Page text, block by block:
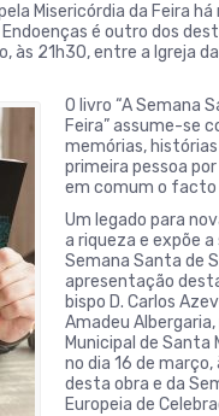
Misericórdia da Feira
é outro dos
21h30, entre a Igreja da
O livro “A Semana
Feira” assume-se
memórias,
primeira pessoa
em comum o facto
Um legado para
a riqueza e expõe
Semana Santa de
apresentação
bispo D. Carlos
Amadeu
Municipal de Santa
no dia 16 de
desta obra e da
Europeia de